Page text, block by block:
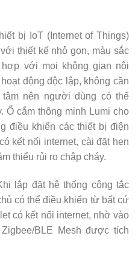
bị IoT (Internet of Things)
thiết kế nhỏ gọn, màu sắc
với mọi không gian nội
động độc lập, không cần
nên người dùng có thể
Ổ cắm thông minh Lumi cho
điều khiển các thiết bị điện
kết nối internet, cài đặt hẹn
thiểu rủi ro chập cháy.
lắp đặt hệ thống công tắc
có thể điều khiển từ bất cứ
có kết nối internet, nhờ vào
BLE Mesh được tích